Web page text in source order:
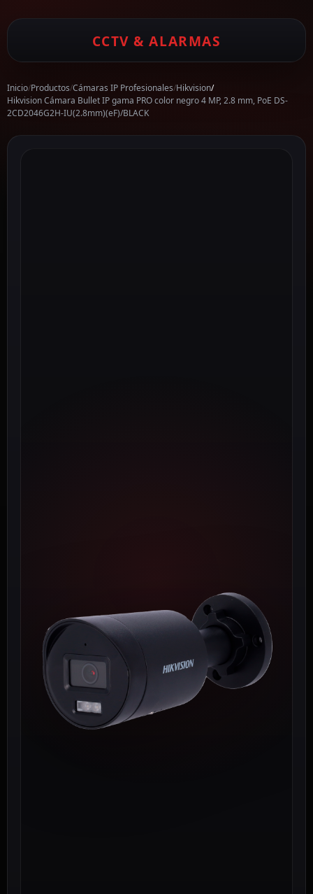
CCTV & ALARMAS
Inicio/Productos/Cámaras IP Profesionales/Hikvision/
Hikvision Cámara Bullet IP gama PRO color negro 4 MP, 2.8 mm, PoE DS-
2CD2046G2H-IU(2.8mm)(eF)/BLACK